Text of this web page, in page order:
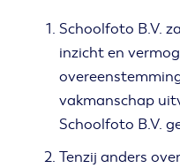
Schoolfoto B.V.
inzicht en
vakmanschap
Schoolfoto B.V.
Tenzij anders